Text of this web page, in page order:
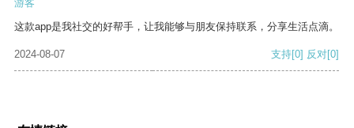
游客
这款app是我社交的好帮手，让我能够与朋友保持联系，分享生活点滴。
2024-08-07 支持[0] 反对[0]